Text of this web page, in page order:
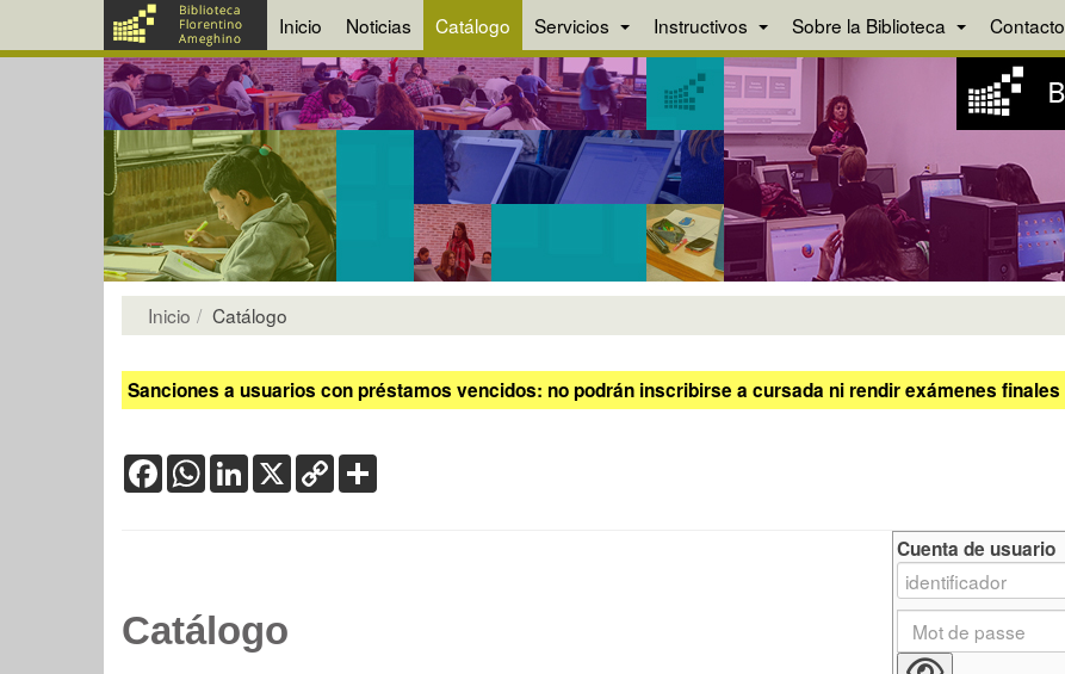
Inicio Noticias Catálogo Servicios Instructivos Sobre la Biblioteca Contacto
Inicio Catálogo
Sanciones a usuarios con préstamos vencidos: no podrán inscribirse a cursada ni rendir exámenes finales
FacebookWhatsApp
LinkedIn
X Copy
Link
Catálogo
Cuenta de usuario